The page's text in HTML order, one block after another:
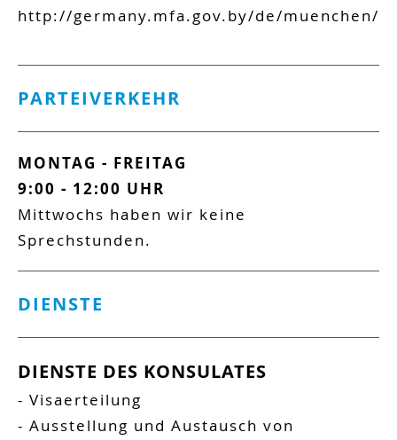
http://germany.mfa.gov.by/de/muenchen/
PARTEIVERKEHR
MONTAG - FREITAG
9:00 - 12:00 UHR
Mittwochs haben wir keine
Sprechstunden.
DIENSTE
DIENSTE DES KONSULATES
- Visaerteilung
- Ausstellung und Austausch von